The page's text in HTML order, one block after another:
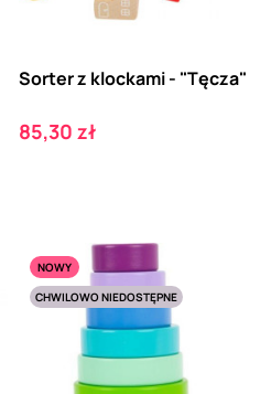
Sorter z klockami - "Tęcza"
Cena
85,30 zł
NOWY
CHWILOWO NIEDOSTĘPNE